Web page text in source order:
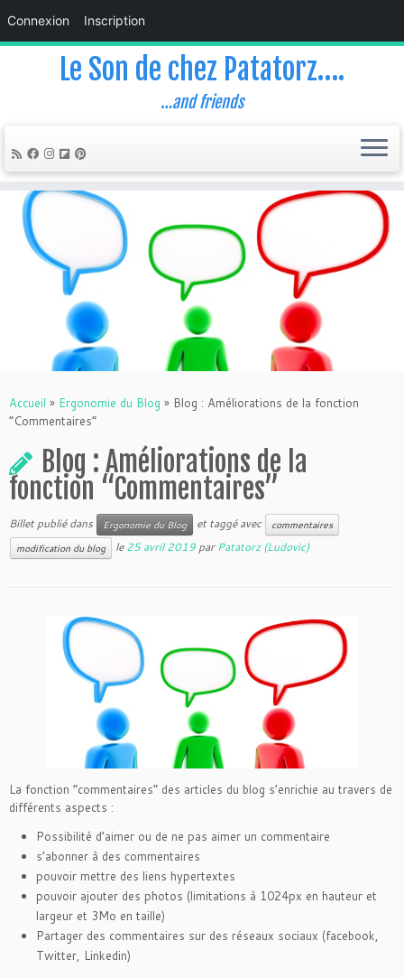
Connexion Inscription
content
Le Son de chez Patatorz….
…and friends
Accueil » Ergonomie du Blog » Blog : Améliorations de la fonction
“Commentaires”
Blog : Améliorations de la
fonction “Commentaires”
Billet publié dans Ergonomie du Blog et taggé avec
commentaires
modification du blog
le25 avril 2019 parPatatorz (Ludovic)
La fonction “commentaires” des articles du blog s’enrichie au travers de
différents aspects :
Possibilité d’aimer ou de ne pas aimer un commentaire
s’abonner à des commentaires
pouvoir mettre des liens hypertextes
pouvoir ajouter des photos (limitations à 1024px en hauteur et
largeur et 3Mo en taille)
Partager des commentaires sur des réseaux sociaux (facebook,
Twitter, Linkedin)